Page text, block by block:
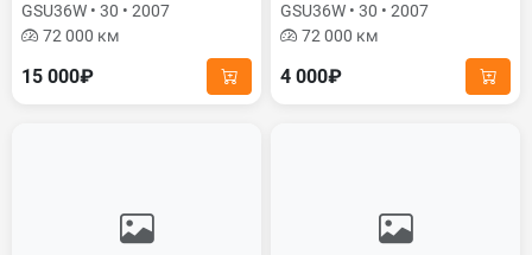
GSU36W • 30 • 2007
72 000 км
15 000₽
GSU36W • 30 • 2007
72 000 км
4 000₽